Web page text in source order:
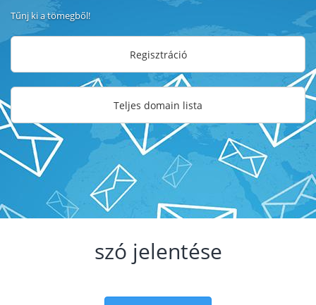
Tűnj ki a tömegből!
Regisztráció
Teljes domain lista
szó jelentése